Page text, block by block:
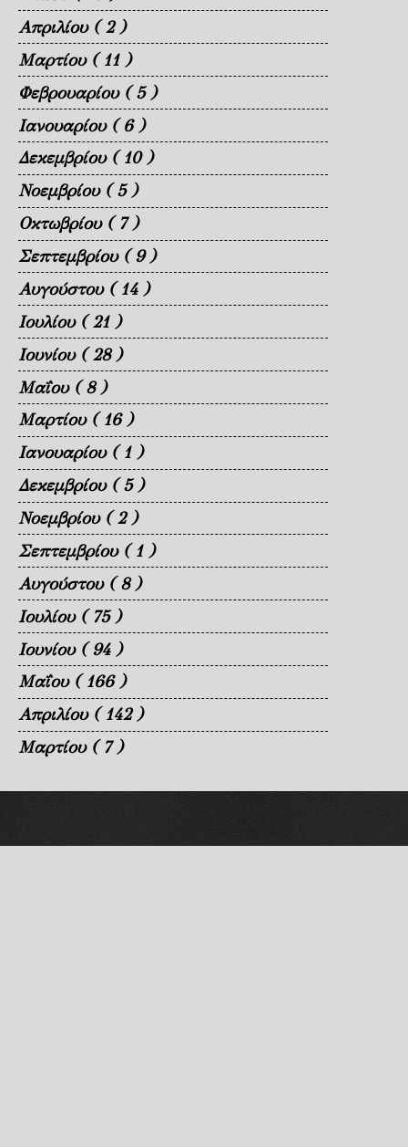
Απριλίου ( 2 )
Μαρτίου ( 11 )
Φεβρουαρίου ( 5 )
Ιανουαρίου ( 6 )
Δεκεμβρίου ( 10 )
Νοεμβρίου ( 5 )
Οκτωβρίου ( 7 )
Σεπτεμβρίου ( 9 )
Αυγούστου ( 14 )
Ιουλίου ( 21 )
Ιουνίου ( 28 )
Μαΐου ( 8 )
Μαρτίου ( 16 )
Ιανουαρίου ( 1 )
Δεκεμβρίου ( 5 )
Νοεμβρίου ( 2 )
Σεπτεμβρίου ( 1 )
Αυγούστου ( 8 )
Ιουλίου ( 75 )
Ιουνίου ( 94 )
Μαΐου ( 166 )
Απριλίου ( 142 )
Μαρτίου ( 7 )